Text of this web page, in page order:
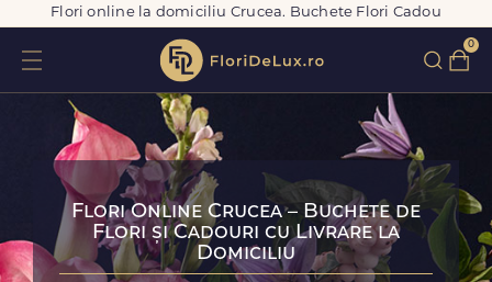
Flori online la domiciliu Crucea. Buchete Flori Cadou
0
Flori Online Crucea – Buchete de
Flori și Cadouri cu Livrare la
Domiciliu